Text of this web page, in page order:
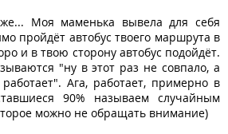
Моя маменька вывела для себя
пройдёт автобус твоего маршрута в
и в твою сторону автобус подойдёт.
"ну в этот раз не совпало, а
Ага, работает, примерно в
90% называем случайным
можно не обращать внимание)